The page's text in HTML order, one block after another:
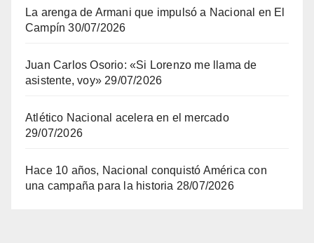
La arenga de Armani que impulsó a Nacional en El
Campín 30/07/2026
Juan Carlos Osorio: «Si Lorenzo me llama de
asistente, voy» 29/07/2026
Atlético Nacional acelera en el mercado
29/07/2026
Hace 10 años, Nacional conquistó América con
una campaña para la historia 28/07/2026